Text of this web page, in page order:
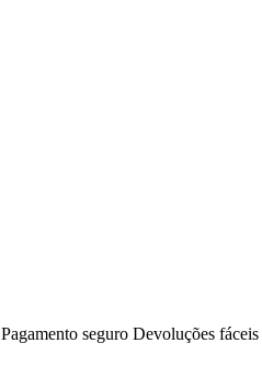
Pagamento seguro Devoluções fáceis